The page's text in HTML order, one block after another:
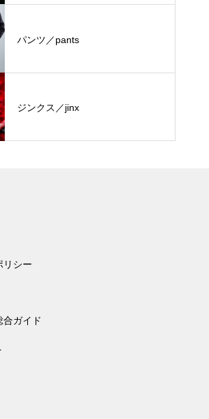
パンツ／pants
ジンクス／jinx
リシー
合ガイド